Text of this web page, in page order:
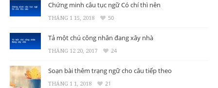
Chứng minh câu tục ngữ Có chí thì nên
THÁNG 1 15, 2018 50
Tả một chú công nhân đang xây nhà
THÁNG 12 20, 2017 24
Soạn bài thêm trạng ngữ cho câu tiếp theo
THÁNG 1 1, 2018 21